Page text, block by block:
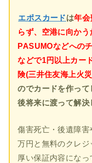
エポスカードは年会
らず、空港に向か
PASUMOなどへの
などで1円以上カー
険(三井住友海上火
のでカードを作っ
後将来に渡って解決
傷害死亡・後遺障
万円と無料のクレ
厚い保証内容になっ